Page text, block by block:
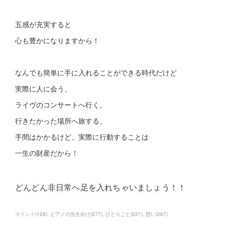
五感が充実すると
心も豊かになりますから！
なんでも簡単に手に入れることができる時代だけど
実際に人に会う、
ライヴのコンサートへ行く、
行きたかった場所へ旅する、
手間はかかるけど、実際に行動することは
一生の財産だから！
どんどん非日常へ足を入れちゃいましょう！！
マインド(126) ピアノの先生向け(277) ひとりごと (221) 想い(267)